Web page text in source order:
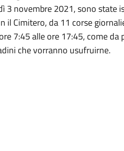
3 novembre 2021, sono state
il Cimitero, da 11 corse
7:45 alle ore 17:45, come da
che vorranno usufruirne.